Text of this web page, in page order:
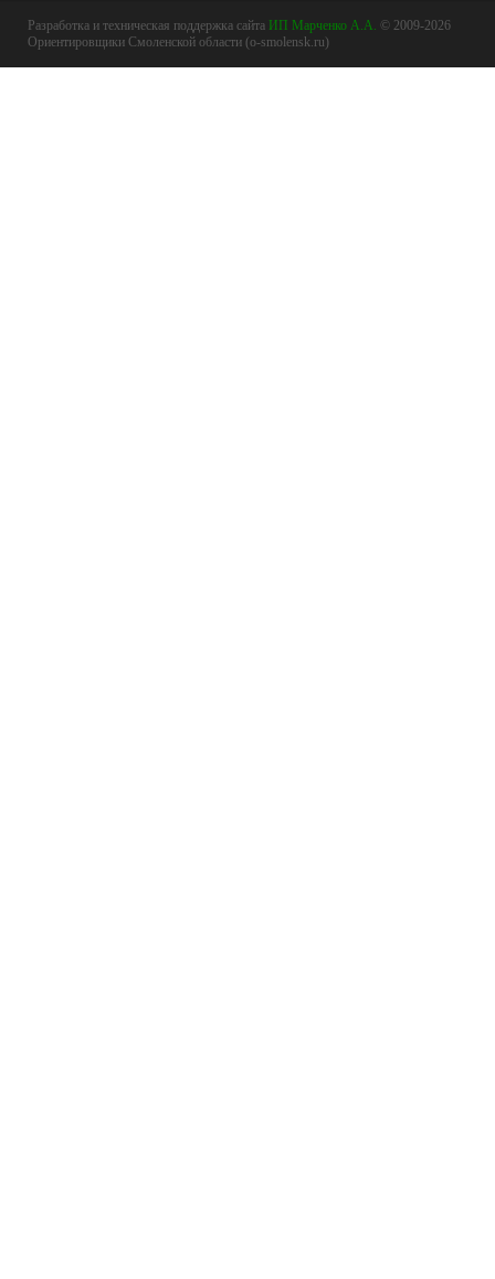
Разработка и техническая поддержка сайта ИП Марченко А.А. © 2009-2026
Ориентировщики Смоленской области (o-smolensk.ru)